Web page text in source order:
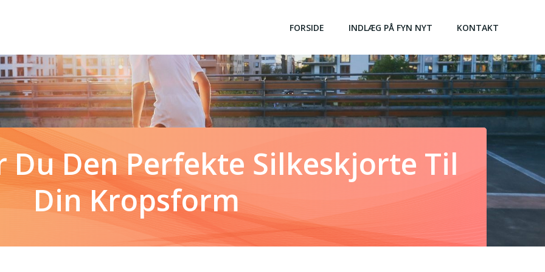
FORSIDE INDLÆG PÅ FYN NYT KONTAKT
Du Den Perfekte Silkeskjorte Til
Din Kropsform